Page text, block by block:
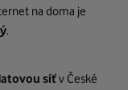
na doma je
.
síťv České